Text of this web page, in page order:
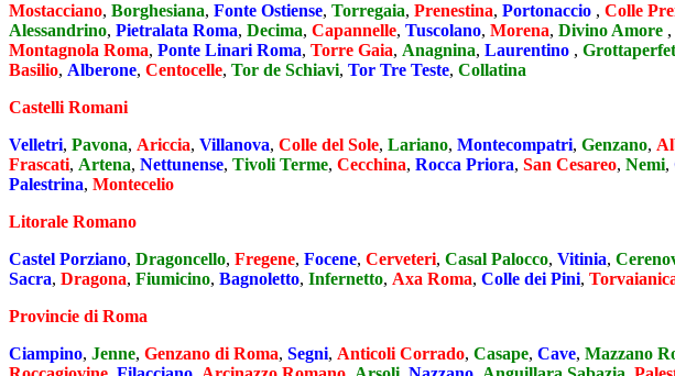
Mostacciano, Borghesiana, Fonte Ostiense, Torregaia, Prenestina, Portonaccio , Colle
Alessandrino, Pietralata Roma, Decima, Capannelle, Tuscolano, Morena, Divino Amore ,
Montagnola Roma, Ponte Linari Roma, Torre Gaia, Anagnina, Laurentino ,
Basilio, Alberone, Centocelle, Tor de Schiavi, Tor Tre Teste, Collatina
Castelli Romani
Velletri, Pavona, Ariccia, Villanova, Colle del Sole, Lariano, Montecompatri, Genzano,
Frascati, Artena, Nettunense, Tivoli Terme, Cecchina, Rocca Priora, San Cesareo, Nemi,
Palestrina, Montecelio
Litorale Romano
Castel Porziano, Dragoncello, Fregene, Focene, Cerveteri, Casal Palocco, Vitinia,
Sacra, Dragona, Fiumicino, Bagnoletto, Infernetto, Axa Roma, Colle dei Pini,
Provincie di Roma
Ciampino, Jenne, Genzano di Roma, Segni, Anticoli Corrado, Casape, Cave, Mazzano